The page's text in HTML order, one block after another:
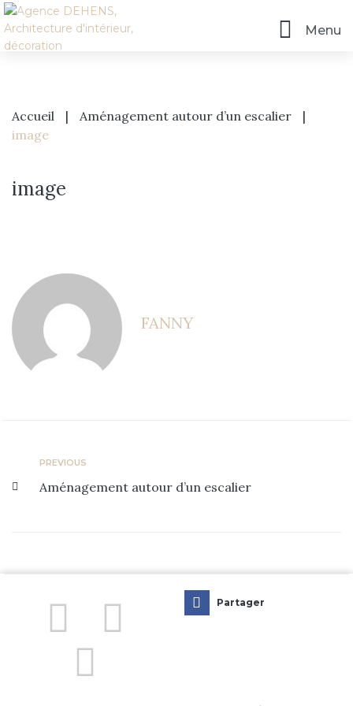
Menu
Accueil
Blog
Accueil | Aménagement autour d’un escalier
|
image
image
FANNY
PREVIOUS
Aménagement autour d’un escalier
Partager